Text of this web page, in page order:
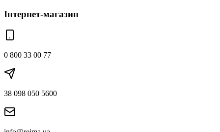
Інтернет-магазин
0 800 33 00 77
38 098 050 5600